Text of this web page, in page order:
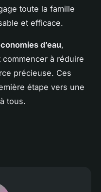
toute la famille
et efficace.
d’eau,
à réduire
précieuse. Ces
étape vers une
tous.